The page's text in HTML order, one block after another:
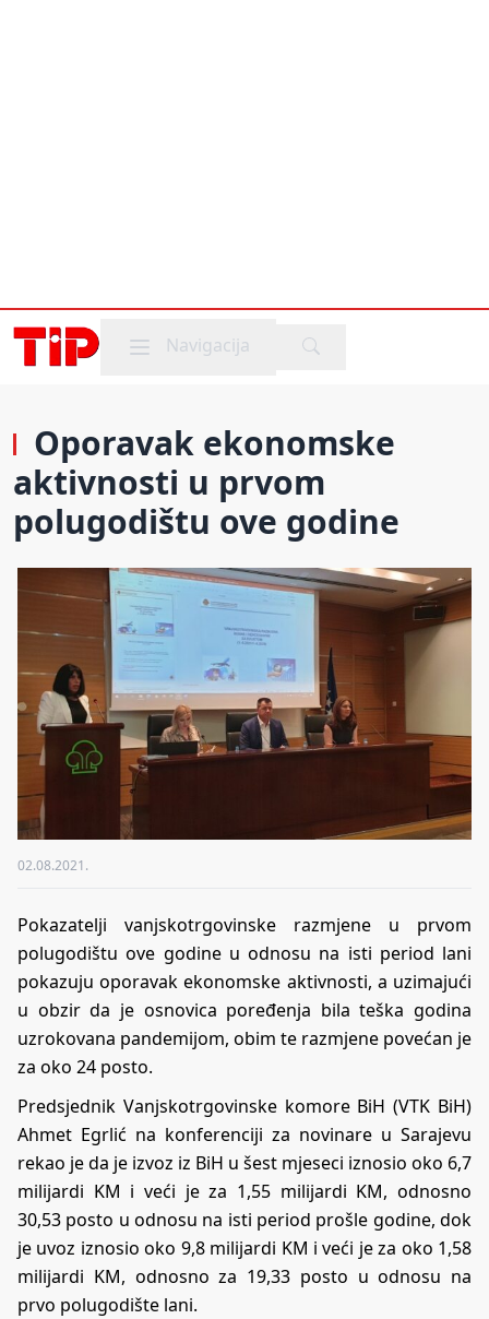
Mobile menu
Navigacija
Oporavak ekonomske
aktivnosti u prvom
polugodištu ove godine
02.08.2021.
Pokazatelji vanjskotrgovinske razmjene u prvom
polugodištu ove godine u odnosu na isti period lani
pokazuju oporavak ekonomske aktivnosti, a uzimajući
u obzir da je osnovica poređenja bila teška godina
uzrokovana pandemijom, obim te razmjene povećan je
za oko 24 posto.
Predsjednik Vanjskotrgovinske komore BiH (VTK BiH)
Ahmet Egrlić na konferenciji za novinare u Sarajevu
rekao je da je izvoz iz BiH u šest mjeseci iznosio oko 6,7
milijardi KM i veći je za 1,55 milijardi KM, odnosno
30,53 posto u odnosu na isti period prošle godine, dok
je uvoz iznosio oko 9,8 milijardi KM i veći je za oko 1,58
milijardi KM, odnosno za 19,33 posto u odnosu na
prvo polugodište lani.